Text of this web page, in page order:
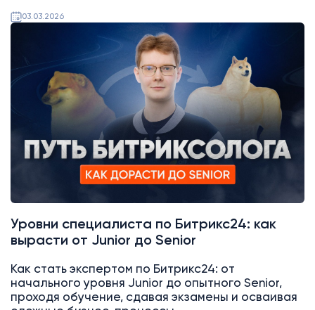
03.03.2026
Уровни специалиста по Битрикс24: как
вырасти от Junior до Senior
Как стать экспертом по Битрикс24: от
начального уровня Junior до опытного Senior,
проходя обучение, сдавая экзамены и осваивая